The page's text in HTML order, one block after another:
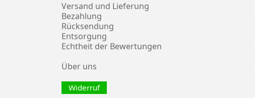
Versand und Lieferung
Bezahlung
Rücksendung
Entsorgung
Echtheit der Bewertungen
Über uns
Widerruf